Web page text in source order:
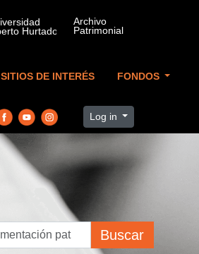
SITIOS DE INTERÉS FONDOS
Log in
Buscar